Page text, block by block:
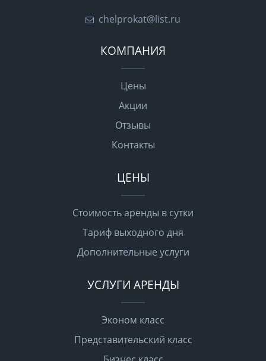
chelprokat@list.ru
КОМПАНИЯ
Цены
Акции
Отзывы
Контакты
ЦЕНЫ
Стоимость аренды в сутки
Тариф выходного дня
Дополнительные услуги
УСЛУГИ АРЕНДЫ
Эконом класс
Представительский класс